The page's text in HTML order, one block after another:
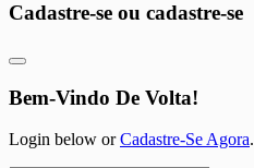
Cadastre-se ou cadastre-se
Bem-Vindo De Volta!
Login below orCadastre-Se Agora.